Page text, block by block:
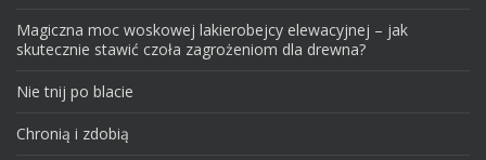
Magiczna moc woskowej lakierobejcy elewacyjnej – jak
skutecznie stawić czoła zagrożeniom dla drewna?
Nie tnij po blacie
Chronią i zdobią